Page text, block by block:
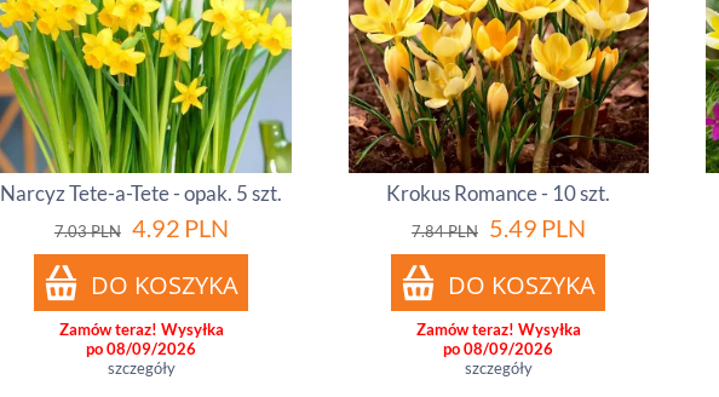
Narcyz Tete-a-Tete - opak. 5 szt.
7.03PLN 4.92 PLN
Zamów teraz! Wysyłka
po 08/09/2026
szczegóły
Krokus Romance - 10 szt.
7.84PLN 5.49 PLN
Zamów teraz! Wysyłka
po 08/09/2026
szczegóły